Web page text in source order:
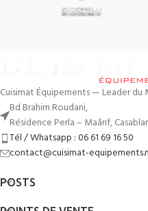
Cuisimat Équipements — Leader du
Bd Brahim Roudani,
Résidence Perla – Maârif,
Tél / Whatsapp : 06 61 69 16 50
contact@cuisimat-
POSTS